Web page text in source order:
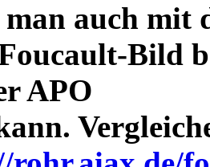
auch mit
Bild
APO